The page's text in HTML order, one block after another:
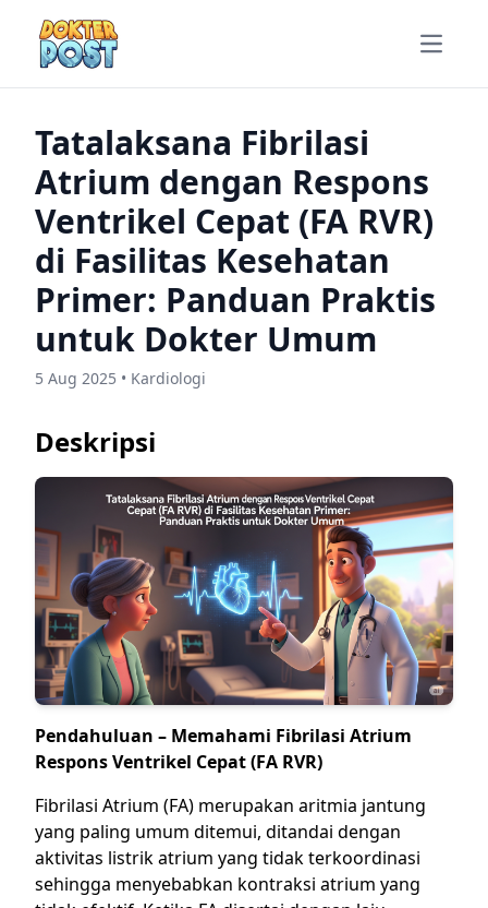
Open
Tatalaksana Fibrilasi
Atrium dengan Respons
Ventrikel Cepat (FA RVR)
di Fasilitas Kesehatan
Primer: Panduan Praktis
untuk Dokter Umum
5 Aug 2025 • Kardiologi
Deskripsi
Pendahuluan – Memahami Fibrilasi Atrium
Respons Ventrikel Cepat (FA RVR)
Fibrilasi Atrium (FA) merupakan aritmia jantung
yang paling umum ditemui, ditandai dengan
aktivitas listrik atrium yang tidak terkoordinasi
sehingga menyebabkan kontraksi atrium yang